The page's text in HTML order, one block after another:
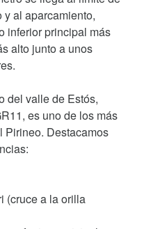
al aparcamiento,
inferior principal más
alto junto a unos
del valle de Estós,
es uno de los más
Pirineo. Destacamos
(cruce a la orilla